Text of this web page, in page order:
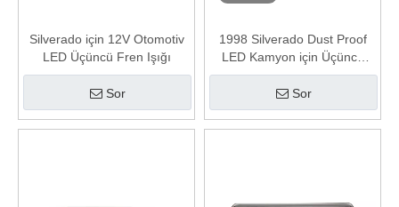
Silverado için 12V Otomotiv
LED Üçüncü Fren Işığı
Sor
1998 Silverado Dust Proof
LED Kamyon için Üçüncü
Fren Işığı
Sor